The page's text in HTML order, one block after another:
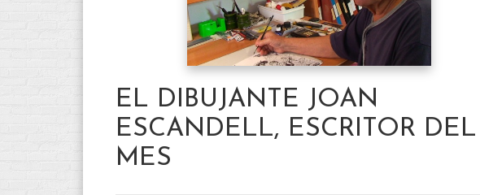
EL DIBUJANTE JOAN
ESCANDELL, ESCRITOR DEL
MES